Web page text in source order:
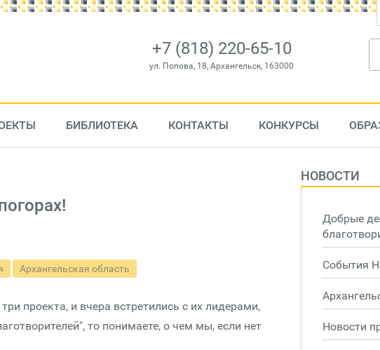
+7 (818) 220-65-10
ул. Попова, 18, Архангельск, 163000
БИБЛИОТЕКА КОНТАКТЫ КОНКУРСЫ
Архангельская область
проекта, и вчера встретились с их лидерами,
то понимаете, о чем мы, если нет
НОВОСТИ
Добрые
События
Новости